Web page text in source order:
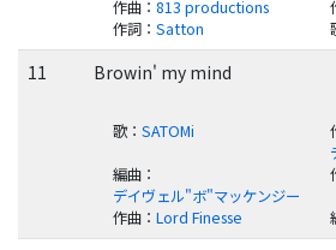
作曲： 813 productions
作詞： Satton
11
Browin' my mind
歌： SATOMi
編曲：
デイヴェル"ボ"マッケンジー
作曲： Lord Finesse